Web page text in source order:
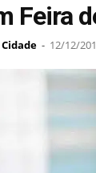
Feira
- 12/12/